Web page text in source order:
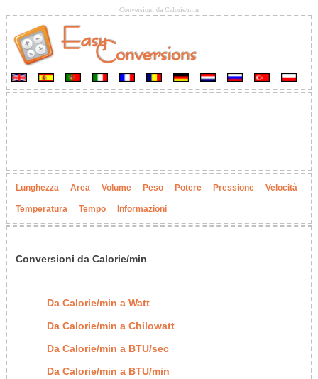
Conversioni da Calorie/min
Lunghezza Area Volume Peso Potere Pressione Velocità
Temperatura Tempo Informazioni
Conversioni da Calorie/min
Da Calorie/min a Watt
Da Calorie/min a Chilowatt
Da Calorie/min a BTU/sec
Da Calorie/min a BTU/min